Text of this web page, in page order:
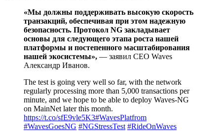
«Мы должны поддерживать высокую скорость
транзакций, обеспечивая при этом надежную
безопасность. Протокол NG закладывает
основы для следующего этапа роста нашей
платформы и постепенного масштабирования
нашей экосистемы», — заявил CEO Waves
Александр Иванов.
The test is going very well so far, with the network
regularly processing more than 5,000 transactions per
minute, and we hope to be able to deploy Waves-NG
on MainNet later this month.
https://t.co/sfE9vle5K3#WavesPlatfrom
#WavesGoesNG #NGStressTest #RideOnWaves